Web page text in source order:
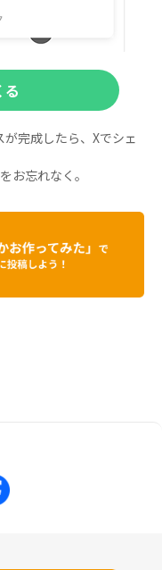
る
完成したら、Xでシェ
をお忘れなく。